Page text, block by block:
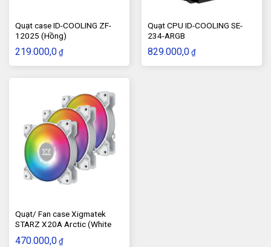
Quạt case ID-COOLING ZF-
12025 (Hồng)
219.000,0 ₫
Quạt CPU ID-COOLING SE-
234-ARGB
829.000,0 ₫
Quạt/ Fan case Xigmatek
STARZ X20A Arctic (White
ARGB x3)
470.000,0 ₫